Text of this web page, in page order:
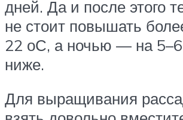
дней. Да и после этого
не стоит повышать
22 оС, а ночью — на 5–6
ниже.
Для выращивания